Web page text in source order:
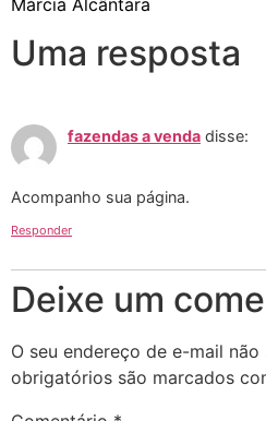
Uma resposta
fazendas a venda disse:
Acompanho sua página.
Responder
Deixe um
O seu endereço de e-mail
obrigatórios são marcados